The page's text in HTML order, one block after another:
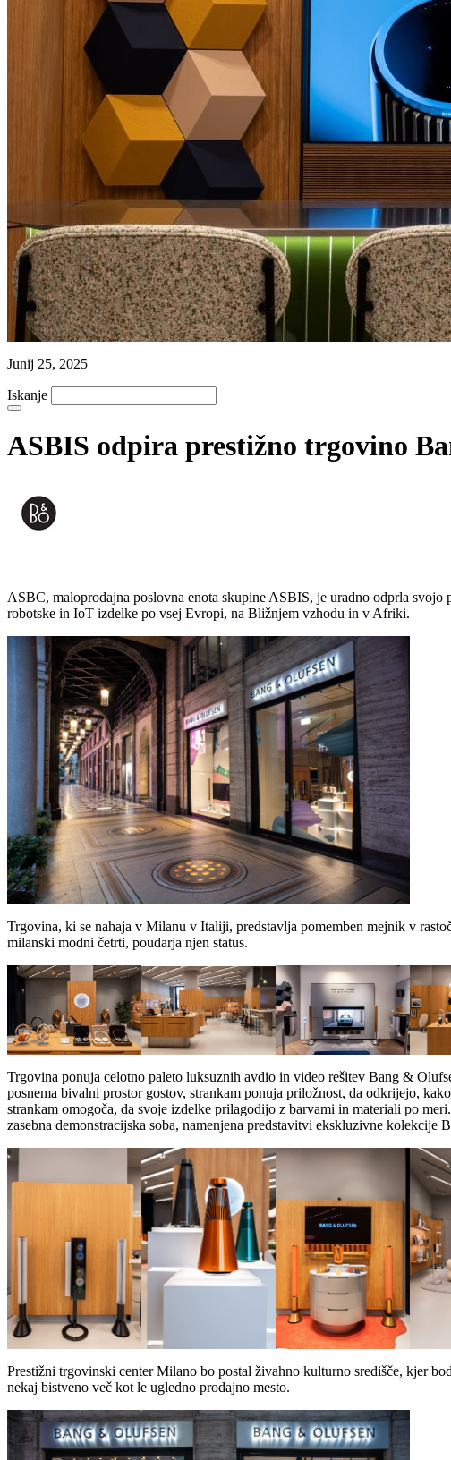
Junij 25, 2025
Iskanje
ASBIS odpira prestižno trgovino
ASBC, maloprodajna poslovna enota skupine ASBIS, je uradno odprla
robotske in IoT izdelke po vsej Evropi, na Bližnjem vzhodu in v Afriki.
Trgovina, ki se nahaja v Milanu v Italiji, predstavlja pomemben mejnik v
milanski modni četrti, poudarja njen status.
Trgovina ponuja celotno paleto luksuznih avdio in video rešitev Bang &
posnema bivalni prostor gostov, strankam ponuja priložnost, da odkrijejo,
strankam omogoča, da svoje izdelke prilagodijo z barvami in materiali po
zasebna demonstracijska soba, namenjena predstavitvi ekskluzivne
Prestižni trgovinski center Milano bo postal živahno kulturno središče, kjer
nekaj bistveno več kot le ugledno prodajno mesto.